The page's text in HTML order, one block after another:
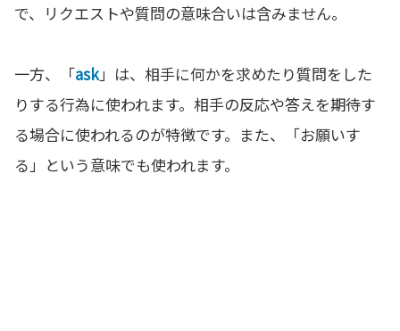
で、リクエストや質問の意味合いは含みません。
一方、「ask」は、相手に何かを求めたり質問をした
りする行為に使われます。相手の反応や答えを期待す
る場合に使われるのが特徴です。また、「お願いす
る」という意味でも使われます。